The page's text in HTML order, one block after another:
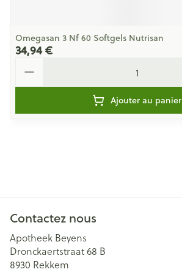
Omegasan 3 Nf 60 Softgels Nutrisan
34,94 €
Ajouter au panier
Contactez nous
Apotheek Beyens
Dronckaertstraat 68 B
8930 Rekkem